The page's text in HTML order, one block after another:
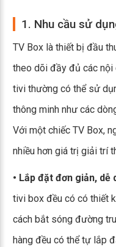
1. Nhu cầu sử
TV Box là thiết bị đầu
theo dõi đầy đủ các
tivi thường có thể sử
thông minh như các
Với một chiếc TV Box,
nhiều hơn giá trị giải trí
• Lắp đặt đơn giản, dễ
tivi box đều có có thiết
cách bắt sóng đường
hàng đều có thể tự lắp